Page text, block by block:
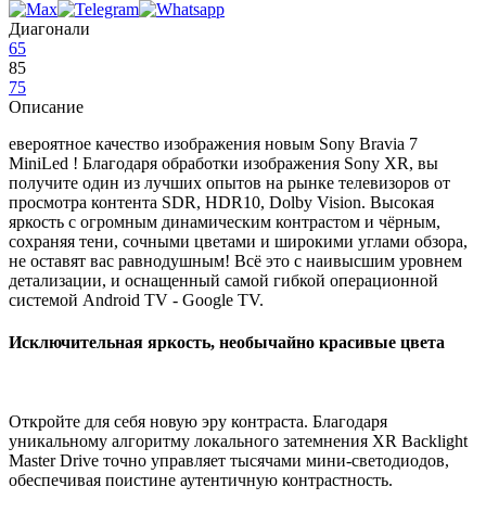
Диагонали
65
85
75
Описание
евероятное качество изображения новым Sony Bravia 7
MiniLed ! Благодаря обработки изображения Sony XR, вы
получите один из лучших опытов на рынке телевизоров от
просмотра контента SDR, HDR10, Dolby Vision. Высокая
яркость с огромным динамическим контрастом и чёрным,
сохраняя тени, сочными цветами и широкими углами обзора,
не оставят вас равнодушным! Всё это с наивысшим уровнем
детализации, и оснащенный самой гибкой операционной
системой Android TV - Google TV.
Исключительная яркость, необычайно красивые цвета
Откройте для себя новую эру контраста. Благодаря
уникальному алгоритму локального затемнения XR Backlight
Master Drive точно управляет тысячами мини-светодиодов,
обеспечивая поистине аутентичную контрастность.